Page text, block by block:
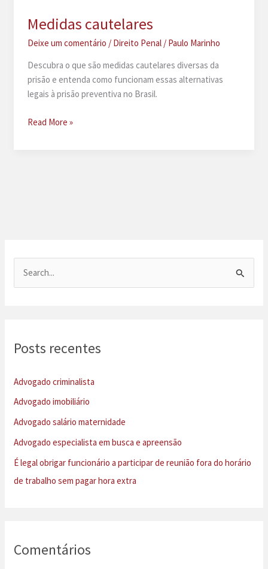
Medidas cautelares
Deixe um comentário / Direito Penal/ Paulo Marinho
Descubra o que são medidas cautelares diversas da
prisão e entenda como funcionam essas alternativas
legais à prisão preventiva no Brasil.
Medidas
Read More »
i
p
o
r
:
Posts recentes
Advogado criminalista
Advogado imobiliário
Advogado salário maternidade
Advogado especialista em busca e apreensão
É legal obrigar funcionário a participar de reunião fora do horário
de trabalho sem pagar hora extra
Comentários